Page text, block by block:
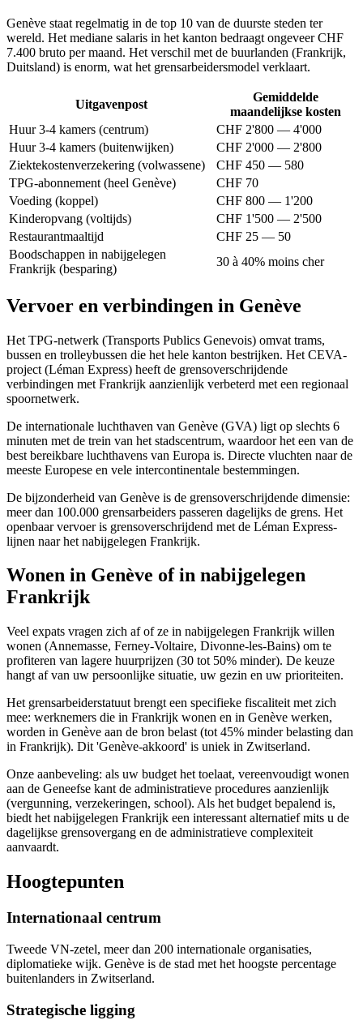
Genève staat regelmatig in de top 10 van de duurste steden ter
wereld. Het mediane salaris in het kanton bedraagt ongeveer CHF
7.400 bruto per maand. Het verschil met de buurlanden (Frankrijk,
Duitsland) is enorm, wat het grensarbeidersmodel verklaart.
Uitgavenpost
Gemiddelde
maandelijkse kosten
Huur 3-4 kamers (centrum)
CHF 2'800 — 4'000
Huur 3-4 kamers (buitenwijken)
CHF 2'000 — 2'800
Ziektekostenverzekering (volwassene)
CHF 450 — 580
TPG-abonnement (heel Genève)
CHF 70
Voeding (koppel)
CHF 800 — 1'200
Kinderopvang (voltijds)
CHF 1'500 — 2'500
Restaurantmaaltijd
CHF 25 — 50
Boodschappen in nabijgelegen
Frankrijk (besparing)
30 à 40% moins cher
Vervoer en verbindingen in Genève
Het TPG-netwerk (Transports Publics Genevois) omvat trams,
bussen en trolleybussen die het hele kanton bestrijken. Het CEVA-
project (Léman Express) heeft de grensoverschrijdende
verbindingen met Frankrijk aanzienlijk verbeterd met een regionaal
spoornetwerk.
De internationale luchthaven van Genève (GVA) ligt op slechts 6
minuten met de trein van het stadscentrum, waardoor het een van de
best bereikbare luchthavens van Europa is. Directe vluchten naar de
meeste Europese en vele intercontinentale bestemmingen.
De bijzonderheid van Genève is de grensoverschrijdende dimensie:
meer dan 100.000 grensarbeiders passeren dagelijks de grens. Het
openbaar vervoer is grensoverschrijdend met de Léman Express-
lijnen naar het nabijgelegen Frankrijk.
Wonen in Genève of in nabijgelegen
Frankrijk
Veel expats vragen zich af of ze in nabijgelegen Frankrijk willen
wonen (Annemasse, Ferney-Voltaire, Divonne-les-Bains) om te
profiteren van lagere huurprijzen (30 tot 50% minder). De keuze
hangt af van uw persoonlijke situatie, uw gezin en uw prioriteiten.
Het grensarbeiderstatuut brengt een specifieke fiscaliteit met zich
mee: werknemers die in Frankrijk wonen en in Genève werken,
worden in Genève aan de bron belast (tot 45% minder belasting dan
in Frankrijk). Dit 'Genève-akkoord' is uniek in Zwitserland.
Onze aanbeveling: als uw budget het toelaat, vereenvoudigt wonen
aan de Geneefse kant de administratieve procedures aanzienlijk
(vergunning, verzekeringen, school). Als het budget bepalend is,
biedt het nabijgelegen Frankrijk een interessant alternatief mits u de
dagelijkse grensovergang en de administratieve complexiteit
aanvaardt.
Hoogtepunten
Internationaal centrum
Tweede VN-zetel, meer dan 200 internationale organisaties,
diplomatieke wijk. Genève is de stad met het hoogste percentage
buitenlanders in Zwitserland.
Strategische ligging